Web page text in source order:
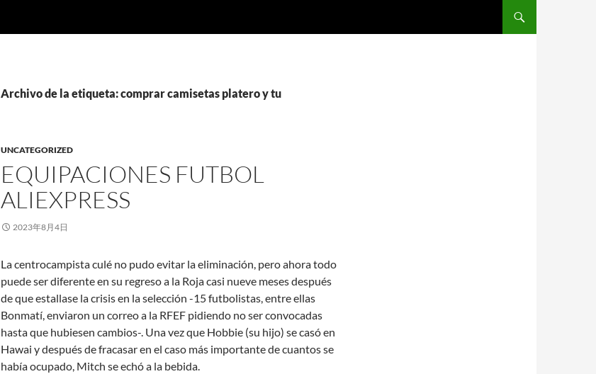
Archivo de la etiqueta: comprar camisetas platero y tu
UNCATEGORIZED
EQUIPACIONES FUTBOL
ALIEXPRESS
2023年8月4日
La centrocampista culé no pudo evitar la eliminación, pero ahora todo
puede ser diferente en su regreso a la Roja casi nueve meses después
de que estallase la crisis en la selección -15 futbolistas, entre ellas
Bonmatí, enviaron un correo a la RFEF pidiendo no ser convocadas
hasta que hubiesen cambios-. Una vez que Hobbie (su hijo) se casó en
Hawai y después de fracasar en el caso más importante de cuantos se
había ocupado, Mitch se echó a la bebida.